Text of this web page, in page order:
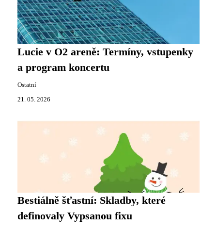
Lucie v O2 areně: Termíny, vstupenky
a program koncertu
Ostatní
21. 05. 2026
Bestiálně šťastní: Skladby, které
definovaly Vypsanou fixu